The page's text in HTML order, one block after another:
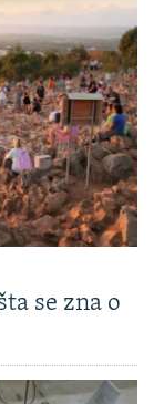
se zna o